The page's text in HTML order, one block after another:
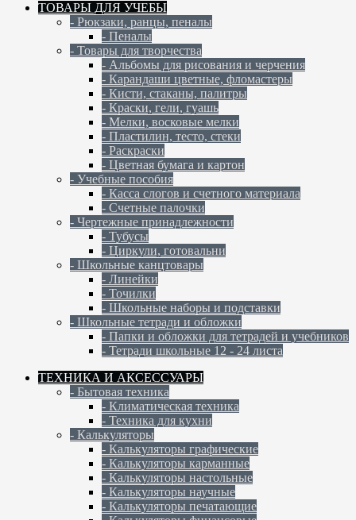
ТОВАРЫ ДЛЯ УЧЕБЫ
- Рюкзаки, ранцы, пеналы
- Пеналы
- Товары для творчества
- Альбомы для рисования и черчения
- Карандаши цветные, фломастеры
- Кисти, стаканы, палитры
- Краски, гели, гуашь
- Мелки, восковые мелки
- Пластилин, тесто, стеки
- Раскраски
- Цветная бумага и картон
- Учебные пособия
- Касса слогов и счетного материала
- Счетные палочки
- Чертежные принадлежности
- Тубусы
- Циркули, готовальни
- Школьные канцтовары
- Линейки
- Точилки
- Школьные наборы и подставки
- Школьные тетради и обложки
- Папки и обложки для тетрадей и учебников
- Тетради школьные 12 - 24 листа
ТЕХНИКА И АКСЕССУАРЫ
- Бытовая техника
- Климатическая техника
- Техника для кухни
- Калькуляторы
- Калькуляторы графические
- Калькуляторы карманные
- Калькуляторы настольные
- Калькуляторы научные
- Калькуляторы печатающие